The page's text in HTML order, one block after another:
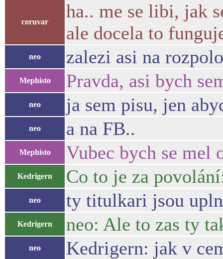
coruvar
ha.. me se libi, jak
ale docela to
neo zalezi asi na
Mephisto Pravda, asi bych
neo ja sem pisu, jen
neo a na FB..
Mephisto Vubec bych se mel
Kedrigern Co to je za
neo ty titulkari jsou
Kedrigern neo: Ale to zas ty
neo Kedrigern: jak v